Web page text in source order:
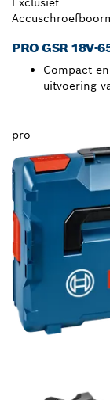
PRO GSR 18V-
Compact
uitvoering
pro